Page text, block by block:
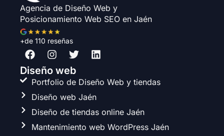
Agencia de Diseño Web y
Posicionamiento Web SEO en Jaén
+de 110 reseñas
F
a
c
e
o
o
I
n
s
t
a
g
r
a
m
T
w
i
t
t
e
r
L
i
k
d
i
n
Diseño web
Portfolio de Diseño Web y tiendas
Diseño web Jaén
Diseño de tiendas online Jaén
Mantenimiento web WordPress Jaén